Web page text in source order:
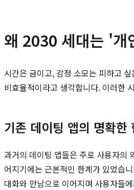
왜 2030 세대는 '개
시간은 금이고, 감정 소모는 피하고
비효율적이라고 생각합니다. 이러한
기존 데이팅 앱의 명확한
과거의 데이팅 앱들은 주로 사용자의
어지기에는 근본적인 한계가 있었습
대화와 만남으로 이어지며 사용자들